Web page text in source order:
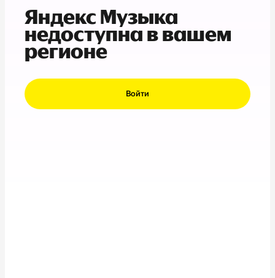
Яндекс Музыка
недоступна в вашем
регионе
Войти